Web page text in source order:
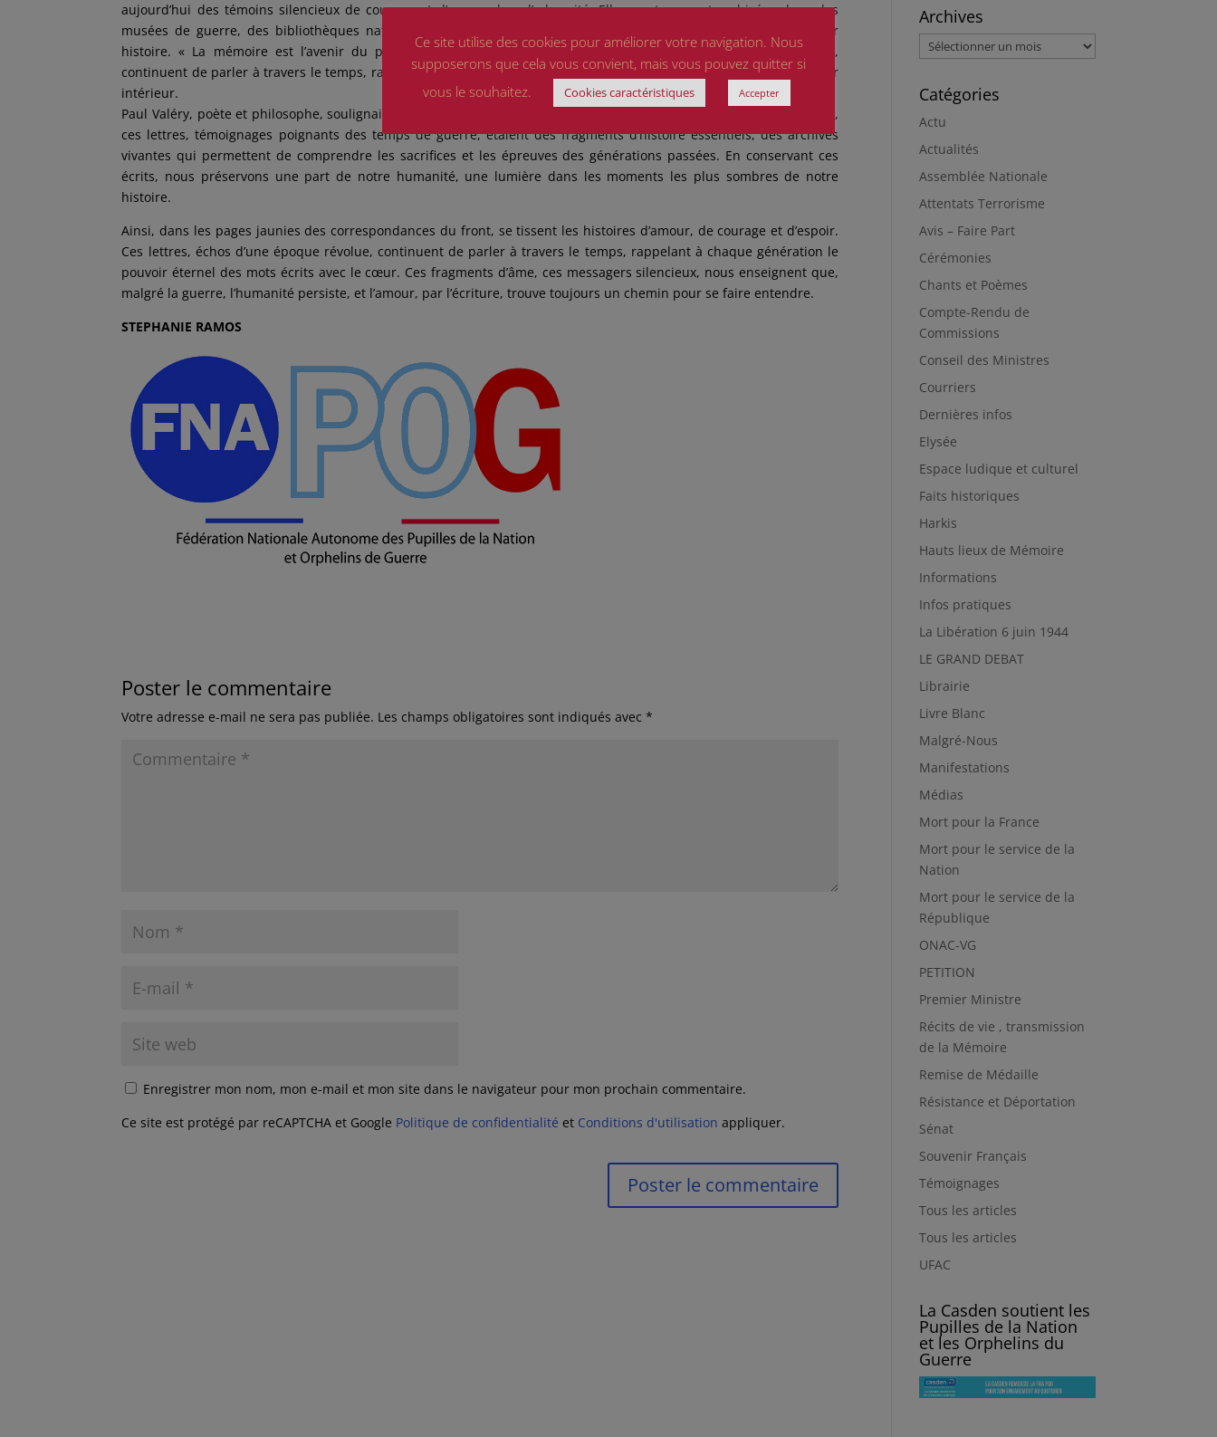
aujourd’hui des témoins silencieux de courage et d’amour dans l’adversité. Elles sont souvent archivées dans des
musées de guerre, des bibliothèques nationales et des collections privées, où elles continuent de raconter leur
histoire. « La mémoire est l’avenir du passé, » disait Paul Valéry, et ces lettres, échos d’une époque révolue,
continuent de parler à travers le temps, rappelant à chaque génération le pouvoir éternel des mots écrits en son for
intérieur.
Paul Valéry, poète et philosophe, soulignait l’importance de la mémoire dans la construction de notre futur. Pour lui,
ces lettres, témoignages poignants des temps de guerre, étaient des fragments d’histoire essentiels, des archives
vivantes qui permettent de comprendre les sacrifices et les épreuves des générations passées. En conservant ces
écrits, nous préservons une part de notre humanité, une lumière dans les moments les plus sombres de notre
histoire.
Ainsi, dans les pages jaunies des correspondances du front, se tissent les histoires d’amour, de courage et d’espoir.
Ces lettres, échos d’une époque révolue, continuent de parler à travers le temps, rappelant à chaque génération le
pouvoir éternel des mots écrits avec le cœur. Ces fragments d’âme, ces messagers silencieux, nous enseignent que,
malgré la guerre, l’humanité persiste, et l’amour, par l’écriture, trouve toujours un chemin pour se faire entendre.
STEPHANIE RAMOS
Poster le commentaire
Votre adresse e-mail ne sera pas publiée. Les champs obligatoires sont indiqués avec*
Enregistrer mon nom, mon e-mail et mon site dans le navigateur pour mon prochain commentaire.
Ce site est protégé par reCAPTCHA et Google Politique de confidentialité et Conditions d'utilisation appliquer.
Archives
Archives
Catégories
Actu
Actualités
Assemblée Nationale
Attentats Terrorisme
Avis – Faire Part
Cérémonies
Chants et Poèmes
Compte-Rendu de
Commissions
Conseil des Ministres
Courriers
Dernières infos
Elysée
Espace ludique et culturel
Faits historiques
Harkis
Hauts lieux de Mémoire
Informations
Infos pratiques
La Libération 6 juin 1944
LE GRAND DEBAT
Librairie
Livre Blanc
Malgré-Nous
Manifestations
Médias
Mort pour la France
Mort pour le service de la
Nation
Mort pour le service de la
République
ONAC-VG
PETITION
Premier Ministre
Récits de vie , transmission
de la Mémoire
Remise de Médaille
Résistance et Déportation
Sénat
Souvenir Français
Témoignages
Tous les articles
Tous les articles
UFAC
La Casden soutient les
Pupilles de la Nation
et les Orphelins du
Guerre
Ce site utilise des cookies pour améliorer votre navigation. Nous
supposerons que cela vous convient, mais vous pouvez quitter si
vous le souhaitez.
Cookies caractéristiques Accepter